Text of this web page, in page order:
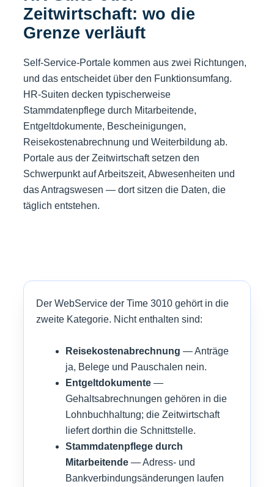
Zeitwirtschaft: wo die
Grenze verläuft
Self-Service-Portale kommen aus zwei Richtungen,
und das entscheidet über den Funktionsumfang.
HR-Suiten decken typischerweise
Stammdatenpflege durch Mitarbeitende,
Entgeltdokumente, Bescheinigungen,
Reisekostenabrechnung und Weiterbildung ab.
Portale aus der Zeitwirtschaft setzen den
Schwerpunkt auf Arbeitszeit, Abwesenheiten und
das Antragswesen — dort sitzen die Daten, die
täglich entstehen.
Der WebService der Time 3010 gehört in die
zweite Kategorie. Nicht enthalten sind:
Reisekostenabrechnung — Anträge
ja, Belege und Pauschalen nein.
Entgeltdokumente —
Gehaltsabrechnungen gehören in die
Lohnbuchhaltung; die Zeitwirtschaft
liefert dorthin die Schnittstelle.
Stammdatenpflege durch
Mitarbeitende — Adress- und
Bankverbindungsänderungen laufen